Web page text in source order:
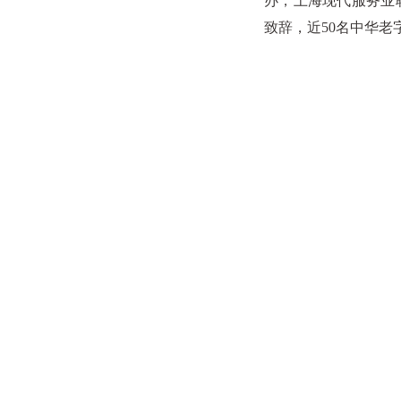
致辞，近50名中华老